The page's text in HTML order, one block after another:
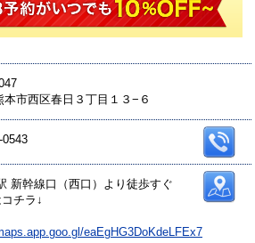
本市西区春日３丁目１３−６
0543
新幹線口（西口）より徒歩すぐ
チラ↓
eaEgHG3DoKdeLFEx7